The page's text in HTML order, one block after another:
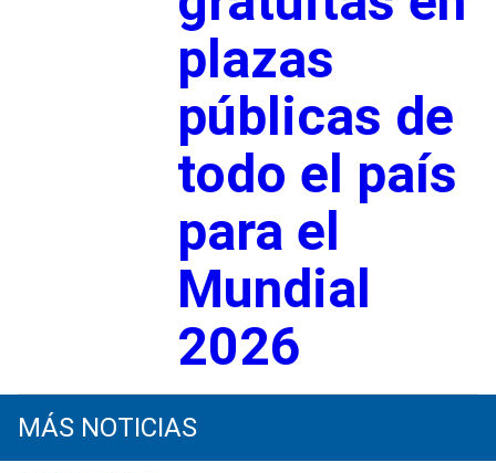
plazas
públicas de
todo el país
para el
Mundial
2026
MÁS NOTICIAS